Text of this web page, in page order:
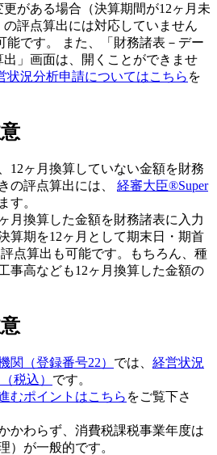
がある場合（決算期間が12ヶ月未
評点算出には対応していません
能です。 また、「財務諸表－デー
」画面は、開くことができませ
状況分析申請についてはこちら を
12ヶ月換算していない金額を財務
の評点算出には、 経審大臣®Super
す。
月換算した金額を財務諸表に入力
算期を12ヶ月として期末日・期首
点算出も可能です。もちろん、種
事高なども12ヶ月換算した金額の
関（登録番号22） では、 経営状況
税込） です。
むポイントはこちら をご覧下さ
かわらず、 消費税課税事業年度は
） が一般的です。